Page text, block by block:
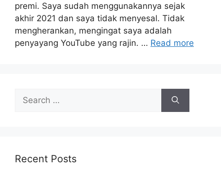
premi. Saya sudah menggunakannya sejak
akhir 2021 dan saya tidak menyesal. Tidak
mengherankan, mengingat saya adalah
penyayang YouTube yang rajin. … Read more
for:
Recent Posts